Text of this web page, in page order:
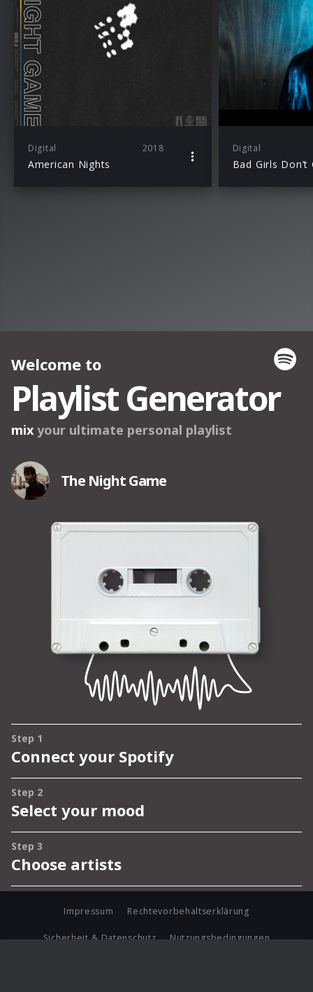
Digital 2018
American Nights
Digital
Bad Girls Don’t
Impressum Rechtevorbehaltserklärung
Sicherheit & Datenschutz Nutzungsbedingungen